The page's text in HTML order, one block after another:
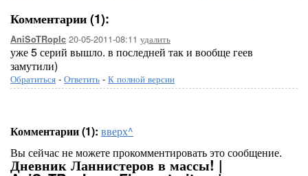
Комментарии (1):
AniSoTRopIc 20-05-2011-08:11 удалить
уже 5 серий вышло. в последней так и вообще геев
замутили)
Обратиться - Ответить - К полной версии
Комментарии (1): вверх^
Вы сейчас не можете прокомментировать это сообщение.
Дневник Ланнистеров в массы! |